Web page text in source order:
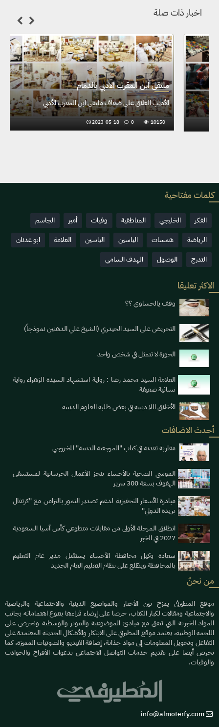
اخبار ذات صلة
ملتقى ابن المقرب الادبي بالدمام
مجازُ اليواقيتِ يضيء الظهرانَ شِعرًا
2023-03-18 0
كلمات مفتاحية
الفكر الخليجي المناطقية وفيات أمير
الجاسم
الرياضة
همسات الياسين الياسين العلامة
ابو عدنان
التدرج
الوصول الهدف السامي
الاكثر تعليقا
وقف يالحساوي ؟؟
التحريض على السيد الحيدري (الشيخ علي الدهنين نموذجاً)
الحوزة لا تتمثل في شخص واحد
العلامة السيد محمد رضا : رواية استشهاد السيدة الزهراء رواية
نسائية ضعيفة
الأخلاق اللا دينية في بعض طلبة العلوم الدينية
أحدث الاضافات
مقاربة نقدية في كتاب "المرجعية الدينية" للخزرجي
الموسى الصحية بالأحساء تنجز الأعمال الخرسانية لمستشفى
الهفوف بسعة 300 سرير
مبادرة الأسعار التحفيزية لدعم تصدير التمور بالتزامن مع "كرنفال
بريدة الدولي"
انطلاق المرحلة الأولى من مقابلات متطوعي كأس آسيا السعودية
2027 في الخبر
سعادة وكيل محافظة الأحساء يستقبل مدير عام التعليم
بالمحافظة ويطّلع على نظام التعليم العام الجديد
من نحنٌ
موقع المطيرفي يمزج بين الأخبار والمواضيع الدينية والاجتماعية والرياضية
والاجتماعية ومقالات لكبار الكتاب، حرصا على إرضاء قراءها بتنوع اهتماماته بجانب
المواد الخبرية التي تتفق مع مبادئ الموضوعية والتنوير والوسطية ونحرص على
اللحمة الوطنية، يعتمد موقع المطيرفي على الابتكار والأشكال الحديثة المعتمدة على
التفاعل وتحويل المعلومات إلى مواد جذابة، إضافة الفيديو والصوتيات المميزة، كما
نحرص أيضا على تقديم خدمات التواصل الاجتماعي بدعوات الأفراح والحوادث
والوفيات.
info@almoterfy.com